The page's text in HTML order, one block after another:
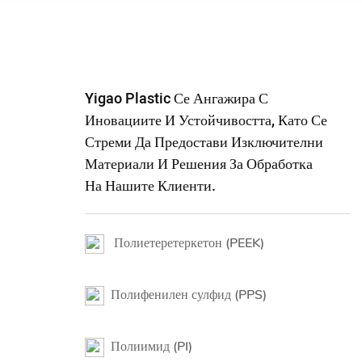
Yigao Plastic Се Ангажира С
Иновациите И Устойчивостта, Като Се
Стреми Да Предостави Изключителни
Материали И Решения За Обработка
На Нашите Клиенти.
Полиетеретеркетон (PEEK)
Полифенилен сулфид (PPS)
Полиимид (PI)